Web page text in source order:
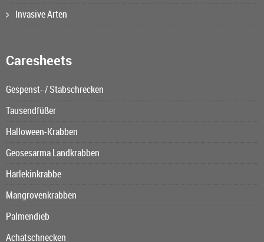
Invasive Arten
Caresheets
Gespenst- / Stabschrecken
Tausendfüßer
Halloween-Krabben
Geosesarma Landkrabben
Harlekinkrabbe
Mangrovenkrabben
Palmendieb
Achatschnecken